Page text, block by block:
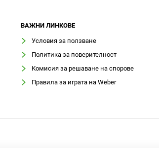
ВАЖНИ ЛИНКОВЕ
Условия за ползване
Политика за поверителност
Комисия за решаване на спорове
Правила за играта на Weber